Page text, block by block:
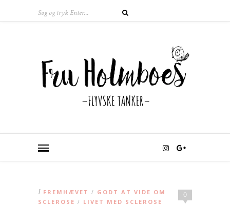
0
I FREMHÆVET / GODT AT VIDE OM
SCLEROSE / LIVET MED SCLEROSE